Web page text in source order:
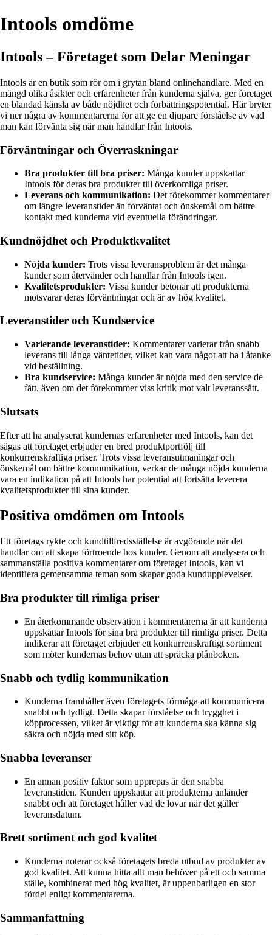
Intools omdöme
Intools – Företaget som Delar Meningar
Intools är en butik som rör om i grytan bland onlinehandlare. Med en
mängd olika åsikter och erfarenheter från kunderna själva, ger företaget
en blandad känsla av både nöjdhet och förbättringspotential. Här bryter
vi ner några av kommentarerna för att ge en djupare förståelse av vad
man kan förvänta sig när man handlar från Intools.
Förväntningar och Överraskningar
Bra produkter till bra priser: Många kunder uppskattar
Intools för deras bra produkter till överkomliga priser.
Leverans och kommunikation: Det förekommer kommentarer
om längre leveranstider än förväntat och önskemål om bättre
kontakt med kunderna vid eventuella förändringar.
Kundnöjdhet och Produktkvalitet
Nöjda kunder: Trots vissa leveransproblem är det många
kunder som återvänder och handlar från Intools igen.
Kvalitetsprodukter: Vissa kunder betonar att produkterna
motsvarar deras förväntningar och är av hög kvalitet.
Leveranstider och Kundservice
Varierande leveranstider: Kommentarer varierar från snabb
leverans till långa väntetider, vilket kan vara något att ha i åtanke
vid beställning.
Bra kundservice: Många kunder är nöjda med den service de
fått, även om det förekommer viss kritik mot valt leveranssätt.
Slutsats
Efter att ha analyserat kundernas erfarenheter med Intools, kan det
sägas att företaget erbjuder en bred produktportfölj till
konkurrenskraftiga priser. Trots vissa leveransutmaningar och
önskemål om bättre kommunikation, verkar de många nöjda kunderna
vara en indikation på att Intools har potential att fortsätta leverera
kvalitetsprodukter till sina kunder.
Positiva omdömen om Intools
Ett företags rykte och kundtillfredsställelse är avgörande när det
handlar om att skapa förtroende hos kunder. Genom att analysera och
sammanställa positiva kommentarer om företaget Intools, kan vi
identifiera gemensamma teman som skapar goda kundupplevelser.
Bra produkter till rimliga priser
En återkommande observation i kommentarerna är att kunderna
uppskattar Intools för sina bra produkter till rimliga priser. Detta
indikerar att företaget erbjuder ett konkurrenskraftigt sortiment
som möter kundernas behov utan att spräcka plånboken.
Snabb och tydlig kommunikation
Kunderna framhåller även företagets förmåga att kommunicera
snabbt och tydligt. Detta skapar förståelse och trygghet i
köpprocessen, vilket är viktigt för att kunderna ska känna sig
säkra och nöjda med sitt köp.
Snabba leveranser
En annan positiv faktor som upprepas är den snabba
leveranstiden. Kunden uppskattar att produkterna anländer
snabbt och att företaget håller vad de lovar när det gäller
leveransdatum.
Brett sortiment och god kvalitet
Kunderna noterar också företagets breda utbud av produkter av
god kvalitet. Att kunna hitta allt man behöver på ett och samma
ställe, kombinerat med hög kvalitet, är uppenbarligen en stor
fördel enligt kommentarerna.
Sammanfattning